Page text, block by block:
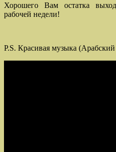
Хорошего Вам остатка
рабочей недели!
P.S. Красивая музыка